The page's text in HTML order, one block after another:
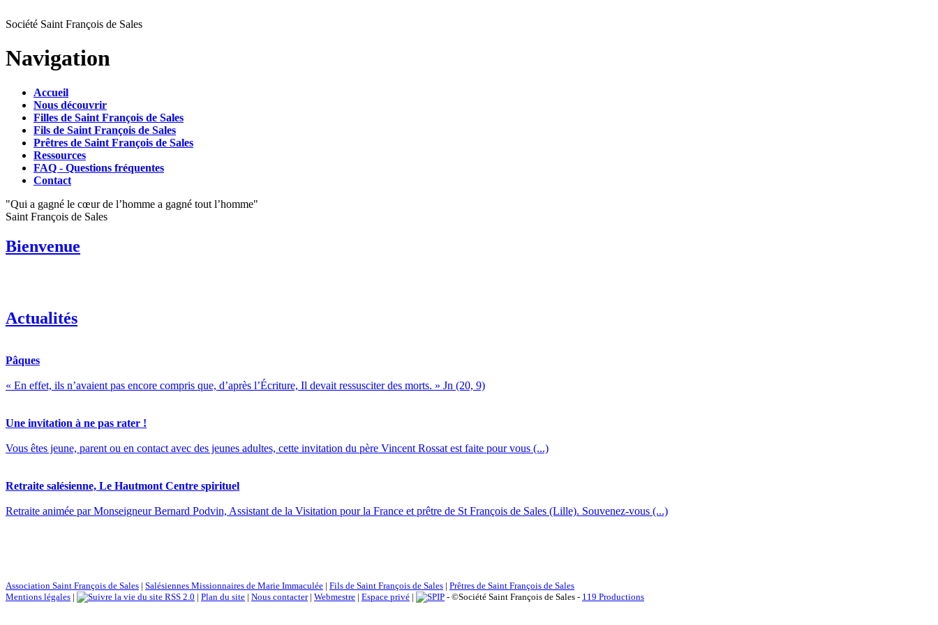
Société Saint François de Sales
Navigation
Accueil
Nous découvrir
Filles de Saint François de Sales
Fils de Saint François de Sales
Prêtres de Saint François de Sales
Ressources
FAQ - Questions fréquentes
Contact
"Qui a gagné le cœur de l’homme a gagné tout l’homme"
Saint François de Sales
Bienvenue
Actualités
Pâques
« En effet, ils n’avaient pas encore compris que, d’après l’Écriture, Il devait ressusciter des morts. » Jn (20, 9)
Une invitation à ne pas rater !
Vous êtes jeune, parent ou en contact avec des jeunes adultes, cette invitation du père Vincent Rossat est faite pour vous (...)
Retraite salésienne, Le Hautmont Centre spirituel
Retraite animée par Monseigneur Bernard Podvin, Assistant de la Visitation pour la France et prêtre de St François de Sales (Lille). Souvenez-vous (...)
Association Saint François de Sales | Salésiennes Missionnaires de Marie Immaculée | Fils de Saint François de Sales | Prêtres de Saint François de Sales
Mentions légales | RSS 2.0 | Plan du site | Nous contacter| Webmestre | Espace privé | - ©Société Saint François de Sales - 119 Productions